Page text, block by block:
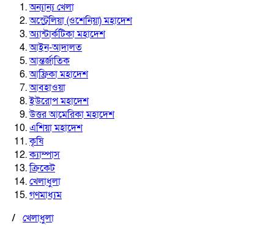
অন্যান্য খেলা
অস্ট্রেলিয়া (ওশেনিয়া) মহাদেশ
অ্যান্টার্কটিকা মহাদেশ
আইন-আদালত
আন্তর্জাতিক
আফ্রিকা মহাদেশ
আবহাওয়া
ইউরোপ মহাদেশ
উত্তর আমেরিকা মহাদেশ
এশিয়া মহাদেশ
কৃষি
ক্যাম্পাস
ক্রিকেট
খেলাধুলা
গণমাধ্যম
/ খেলাধুলা